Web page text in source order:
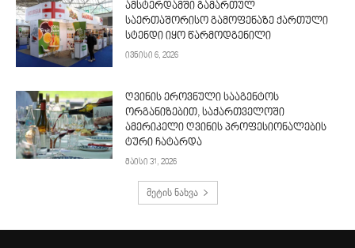
ამსტერდამში გამართულ
საერთაშორისო გამოფენაზე ქართული
სტენდი იყო წარმოდგენილი
ივნისი 6, 2026
ღვინის ეროვნული სააგენტოს
ორგანიზებით, საქართველოში
ამერიკელი ღვინის პროფესიონალების
ტური ჩატარდა
მაისი 31, 2026
მეტის ნახვა